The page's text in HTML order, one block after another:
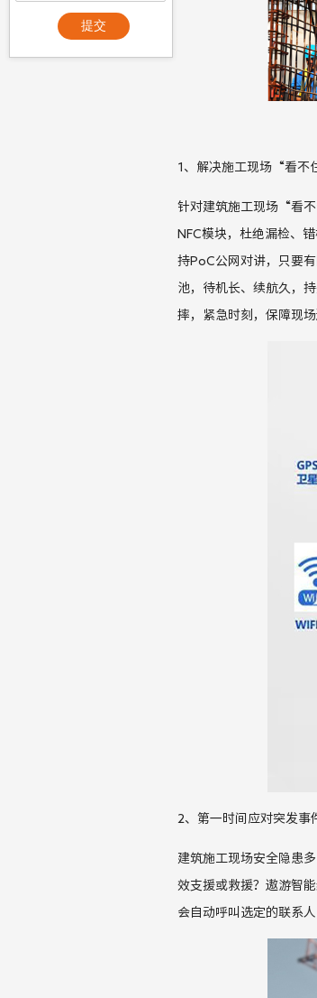
1、 解决施工现场 “看不
针对建筑施工现场 “看
NFC模块，杜绝漏检、
持PoC公网对讲，只要
池，待机长、续航久，持
摔，紧急时刻，保障现
2、 第一时间应对突发事
建筑施工现场安全隐患
效支援或救援？遨游智
会自动呼叫选定的联系
提交